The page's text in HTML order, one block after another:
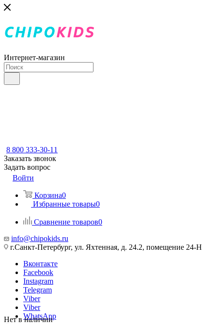
Интернет-магазин
8 800 333-30-11
Заказать звонок
Задать вопрос
Войти
Корзина0
Избранные товары0
Сравнение товаров0
info@chipokids.ru
г.Санкт-Петербург, ул. Яхтенная, д. 24.2, помещение 24-Н
Вконтакте
Facebook
Instagram
Telegram
Viber
Viber
WhatsApp
Нет в наличии